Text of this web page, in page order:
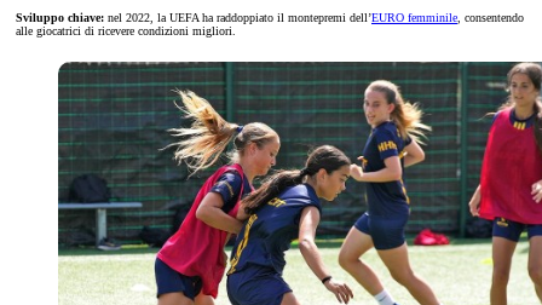
Sviluppo chiave: nel 2022, la UEFA ha raddoppiato il montepremi dell’EURO femminile , consentendo
alle giocatrici di ricevere condizioni migliori.